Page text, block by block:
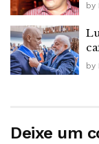
by
by
Deixe um